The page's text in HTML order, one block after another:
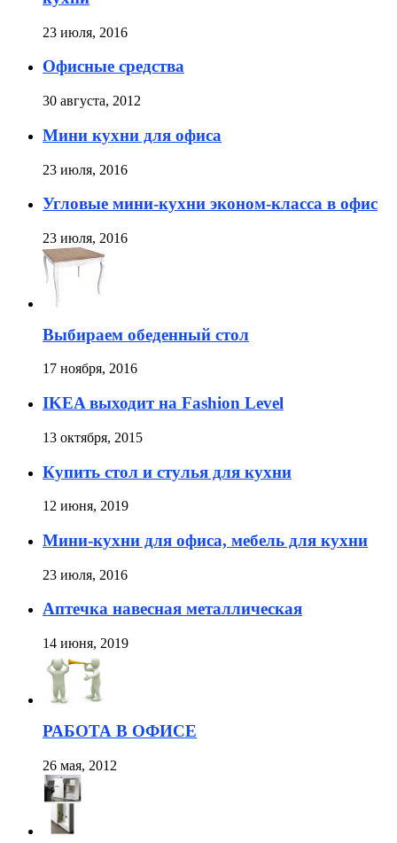
23 июля, 2016
Офисные средства
30 августа, 2012
Мини кухни для офиса
23 июля, 2016
Угловые мини-кухни эконом-класса в офис
23 июля, 2016
Выбираем обеденный стол
17 ноября, 2016
IKEA выходит на Fashion Level
13 октября, 2015
Купить стол и стулья для кухни
12 июня, 2019
Мини-кухни для офиса, мебель для кухни
23 июля, 2016
Аптечка навесная металлическая
14 июня, 2019
РАБОТА В ОФИСЕ
26 мая, 2012